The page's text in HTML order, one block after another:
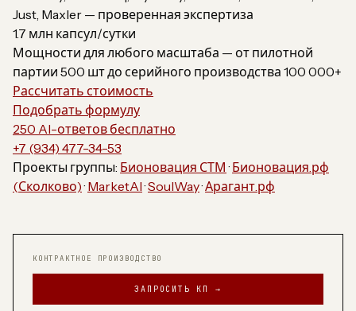
Just, Maxler — проверенная экспертиза
1.7 млн капсул/сутки
Мощности для любого масштаба — от пилотной
партии 500 шт до серийного производства 100 000+
Рассчитать стоимость
Подобрать формулу
250 AI-ответов бесплатно
+7 (934) 477-34-53
Проекты группы: Бионовация СТМ · Бионовация.рф
(Сколково)· MarketAI·SoulWay·Арагант.рф
КОНТРАКТНОЕ ПРОИЗВОДСТВО
ЗАПРОСИТЬ КП →